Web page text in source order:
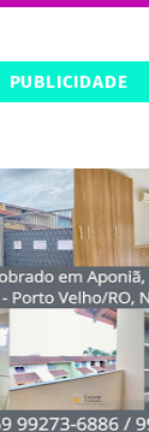
PUBLICIDADE